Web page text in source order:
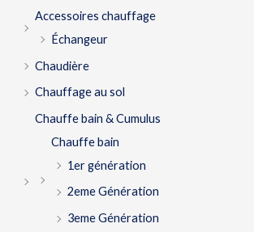
Accessoires chauffage
Échangeur
Chaudière
Chauffage au sol
Chauffe bain & Cumulus
Chauffe bain
1er génération
2eme Génération
3eme Génération